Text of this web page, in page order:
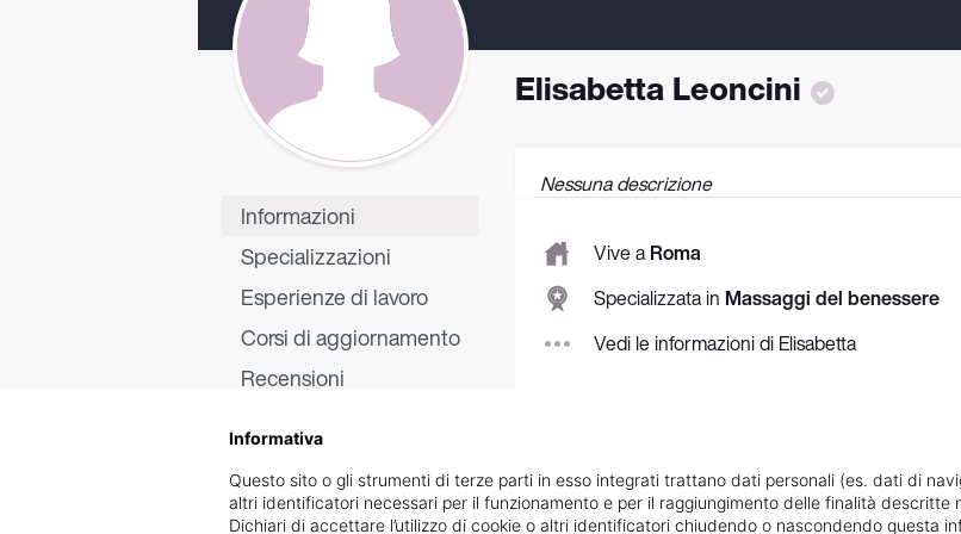
Informazioni
Specializzazioni
Esperienze di lavoro
Corsi di aggiornamento
Recensioni
Elisabetta Leoncini
Nessuna descrizione
Vive aRoma
Specializzata in Massaggi del benessere
Vedi le informazioni di Elisabetta
Informativa
Questo sito o gli strumenti di terze parti in esso integrati trattano dati personali (es. dati di
altri identificatori necessari per il funzionamento e per il raggiungimento delle finalità descritte
Dichiari di accettare l’utilizzo di cookie o altri identificatori chiudendo o nascondendo questa